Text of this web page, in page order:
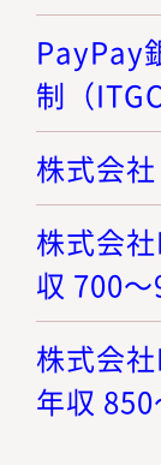
PayPay
制（
株式会
株式会
収 700
株式会
年収